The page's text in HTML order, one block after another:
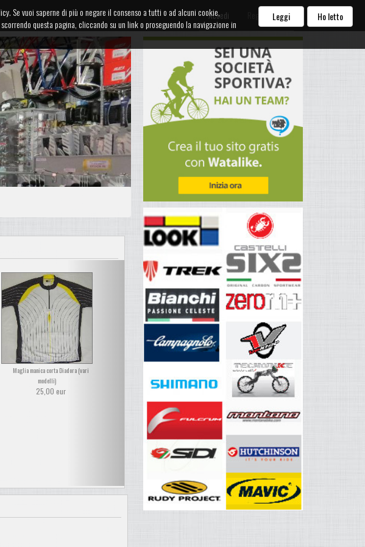
Accedi Registrati
Maglia manica corta Diadora (vari
modelli)
25,00 eur
Se vuoi saperne di più o negare il consenso a tutti o ad alcuni cookie,
questa pagina, cliccando su un link o proseguendo la navigazione in
Leggi Ho letto